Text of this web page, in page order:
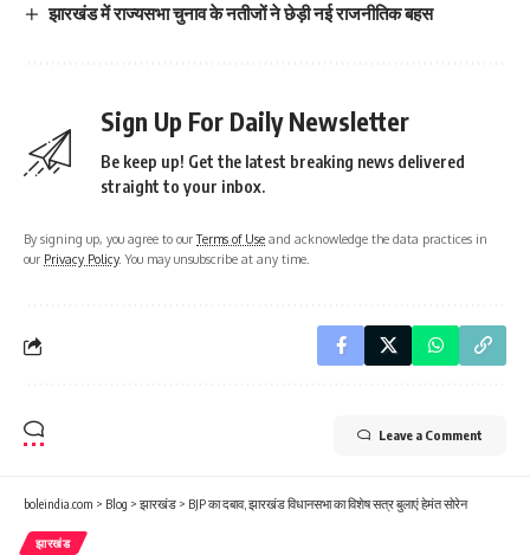
झारखंड में राज्यसभा चुनाव के नतीजों ने छेड़ी नई राजनीतिक बहस
Sign Up For Daily Newsletter
Be keep up! Get the latest breaking news delivered
straight to your inbox.
By signing up, you agree to ourTerms of Use and acknowledge the data practices in
our Privacy Policy. You may unsubscribe at any time.
Leave a Comment
boleindia.com > Blog > झारखंड > BJP का दबाव, झारखंड विधानसभा का विशेष सत्र बुलाएं हेमंत सोरेन
झारखंड